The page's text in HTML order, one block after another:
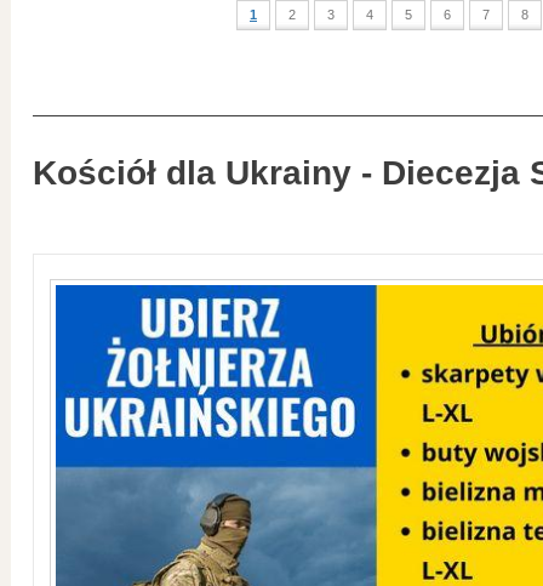
1 2 3 4 5 6 7 8
Kościół dla Ukrainy - Diecezja